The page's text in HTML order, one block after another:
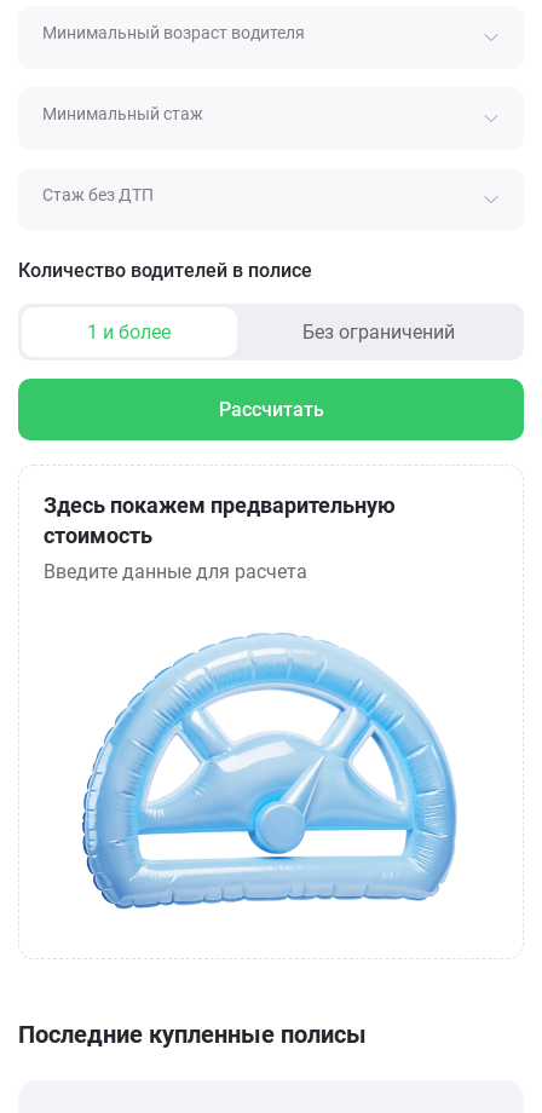
Минимальный возраст водителя
Минимальный стаж
Стаж без ДТП
Количество водителей в полисе
1 и более Без ограничений
Рассчитать
Здесь покажем предварительную
стоимость
Введите данные для расчета
Последние купленные полисы